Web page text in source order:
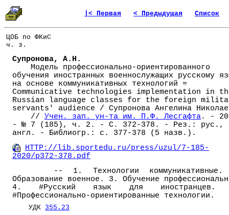
|< Первая < Предыдущая Список
ЦОБ по ФКиС
ч. з.
Супронова, А.Н.
Модель профессионально-ориентированного
обучения иностранных военнослужащих русскому
на основе коммуникативных технологий =
Communicative technologies implementation in
Russian language classes for the foreign
servants' audience / Супронова Ангелина
// Учен. зап. ун-та им. П.Ф. Лесгафта. -
- № 7 (185), ч. 2. - С. 372-378. - Рез.: рус.,
англ. - Библиогр.: с. 377-378 (5 назв.).
HTTP://lib.sportedu.ru/press/uzul/7-185-
2020/p372-378.pdf
-- 1. Технологии
Образование военное. 3. Обучение
4. #Русский язык для
#Профессионально-ориентированные технологии.
УДК 355.23